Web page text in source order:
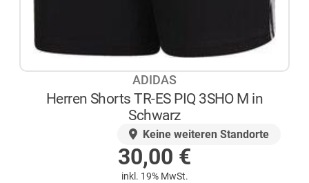
ADIDAS
Herren Shorts TR-ES PIQ 3SHO M in
Schwarz
Keine weiteren Standorte
30,00 €
inkl. 19% MwSt.